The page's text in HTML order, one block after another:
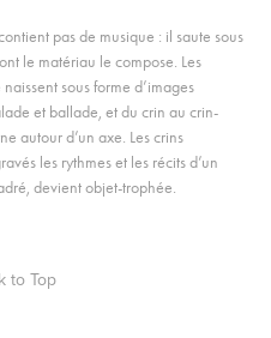
pas de musique : il saute sous
le matériau le compose. Les
sous forme d’images
et ballade, et du crin au crin-
autour d’un axe. Les crins
les rythmes et les récits d’un
devient objet-trophée.
to Top